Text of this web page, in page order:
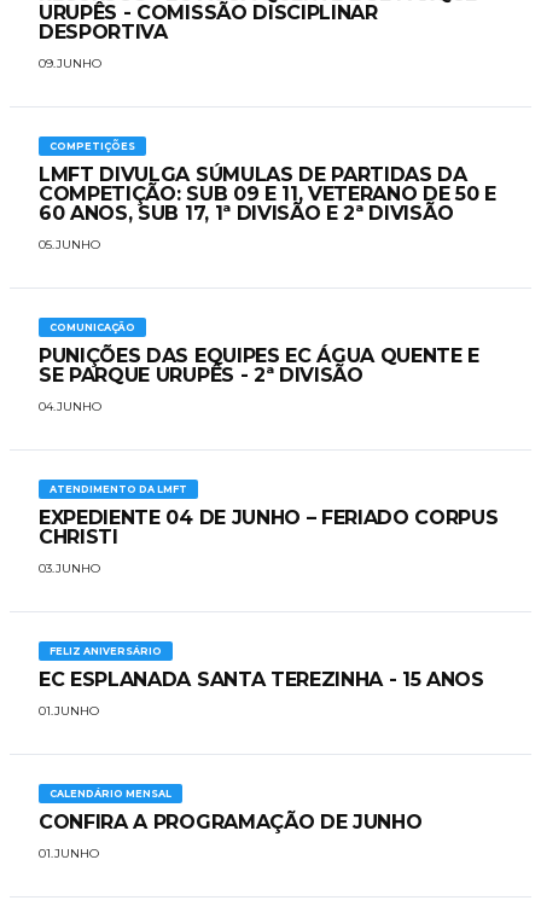
URUPÊS - COMISSÃO DISCIPLINAR
DESPORTIVA
09.JUNHO
COMPETIÇÕES
LMFT DIVULGA SÚMULAS DE PARTIDAS DA
COMPETIÇÃO: SUB 09 E 11, VETERANO DE 50 E
60 ANOS, SUB 17, 1ª DIVISÃO E 2ª DIVISÃO
05.JUNHO
COMUNICAÇÃO
PUNIÇÕES DAS EQUIPES EC ÁGUA QUENTE E
SE PARQUE URUPÊS - 2ª DIVISÃO
04.JUNHO
ATENDIMENTO DA LMFT
EXPEDIENTE 04 DE JUNHO – FERIADO CORPUS
CHRISTI
03.JUNHO
FELIZ ANIVERSÁRIO
EC ESPLANADA SANTA TEREZINHA - 15 ANOS
01.JUNHO
CALENDÁRIO MENSAL
CONFIRA A PROGRAMAÇÃO DE JUNHO
01.JUNHO